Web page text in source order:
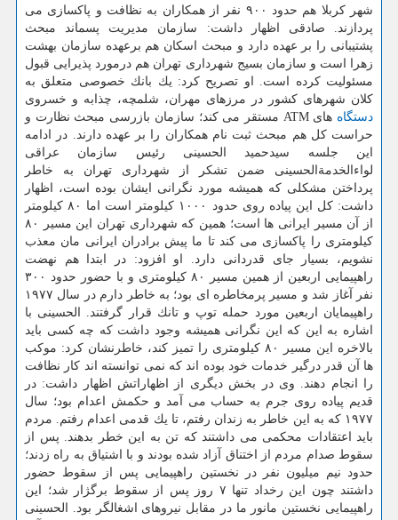
شهر كربلا هم حدود ۹۰۰ نفر از همكاران به نظافت و پاكسازی می
پردازند. صادقی اظهار داشت: سازمان مدیریت پسماند مبحث
پشتیبانی را بر عهده دارد و مبحث اسكان هم برعهده سازمان بهشت
زهرا است و سازمان بسیج شهرداری تهران هم درمورد پذیرایی قبول
مسئولیت كرده است. او تصریح كرد: یك بانك خصوصی متعلق به
كلان شهرهای كشور در مرزهای مهران، شلمچه، چذابه و خسروی
دستگاه
های ATM مستقر می كند؛ سازمان بازرسی مبحث نظارت و
حراست كل هم مبحث ثبت نام همكاران را بر عهده دارند. در ادامه
این جلسه سیدحمید الحسینی رئیس سازمان عراقی
لواءالخدمةالحسینی ضمن تشكر از شهرداری تهران به خاطر
پرداختن مشكلی كه همیشه مورد نگرانی ایشان بوده است، اظهار
داشت: كل این پیاده روی حدود ۱۰۰۰ كیلومتر است اما ۸۰ كیلومتر
از آن مسیر ایرانی ها است؛ همین كه شهرداری تهران این مسیر ۸۰
كیلومتری را پاكسازی می كند تا ما پیش برادران ایرانی مان معذب
نشویم، بسیار جای قدردانی دارد. او افزود: در ابتدا هم نهضت
راهپیمایی اربعین از همین مسیر ۸۰ كیلومتری و با حضور حدود ۳۰۰
نفر آغاز شد و مسیر پرمخاطره ای بود؛ به خاطر دارم در سال ۱۹۷۷
راهپیمایان اربعین مورد حمله توپ و تانك قرار گرفتند. الحسینی با
اشاره به این كه این نگرانی همیشه وجود داشت كه چه كسی باید
بالاخره این مسیر ۸۰ كیلومتری را تمیز كند، خاطرنشان كرد: موكب
ها آن قدر درگیر خدمات خود بوده اند كه نمی توانسته اند كار نظافت
را انجام دهند. وی در بخش دیگری از اظهاراتش اظهار داشت: در
قدیم پیاده روی جرم به حساب می آمد و حكمش اعدام بود؛ سال
۱۹۷۷ كه به این خاطر به زندان رفتم، تا یك قدمی اعدام رفتم. مردم
باید اعتقادات محكمی می داشتند كه تن به این خطر بدهند. پس از
سقوط صدام مردم از اختناق آزاد شده بودند و با اشتیاق به راه زدند؛
حدود نیم میلیون نفر در نخستین راهپیمایی پس از سقوط حضور
داشتند چون این رخداد تنها ۷ روز پس از سقوط برگژار شد؛ این
راهپیمایی نخستین مانور ما در مقابل نیروهای اشغالگر بود. الحسینی